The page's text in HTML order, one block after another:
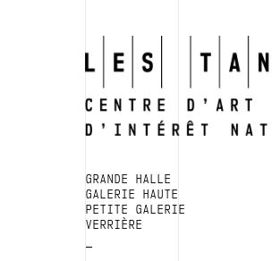
GRANDE HALLE
GALERIE HAUTE
PETITE GALERIE
VERRIÈRE